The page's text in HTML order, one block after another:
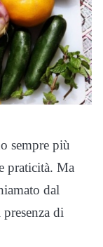
sempre più
praticità. Ma
dal
di